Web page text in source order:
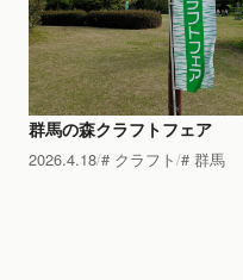
群馬の森クラフトフェア
2026.4.18 クラフト 群馬